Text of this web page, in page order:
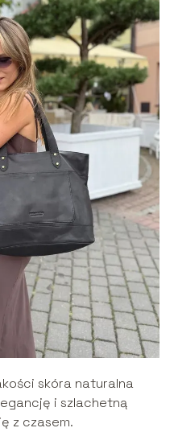
skóra naturalna
i szlachetną
z czasem.